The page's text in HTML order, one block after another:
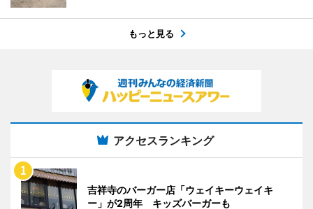
もっと見る
アクセスランキング
吉祥寺のバーガー店「ウェイキーウェイキ
ー」が2周年 キッズバーガーも